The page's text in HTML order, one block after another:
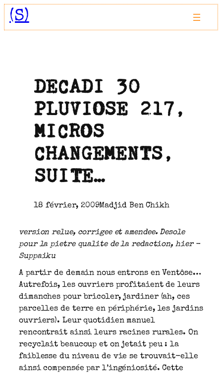
Aller
au(S)
DECADI 30
PLUVIOSE 217,
MICROS
CHANGEMENTS,
SUITE…
18 février, 2009Madjid Ben Chikh
version relue, corrigee et amendee. Desole
pour la pietre qualite de la redaction, hier -
Suppaiku
A partir de demain nous entrons en Ventôse…
Autrefois, les ouvriers profitaient de leurs
dimanches pour bricoler, jardiner (ah, ces
parcelles de terre en périphérie, les jardins
ouvriers). Leur quotidien manuel
rencontrait ainsi leurs racines rurales. On
recyclait beaucoup et on jetait peu : la
faiblesse du niveau de vie se trouvait-elle
ainsi compensée par l’ingéniosité. Cette